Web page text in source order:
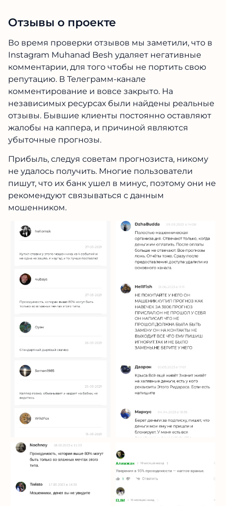
Отзывы о проекте
Во время проверки отзывов мы заметили, что в
Instagram Muhanad Besh удаляет негативные
комментарии, для того чтобы не портить свою
репутацию. В Телеграмм-канале
комментирование и вовсе закрыто. На
независимых ресурсах были найдены реальные
отзывы. Бывшие клиенты постоянно оставляют
жалобы на каппера, и причиной являются
убыточные прогнозы.
Прибыль, следуя советам прогнозиста, никому
не удалось получить. Многие пользователи
пишут, что их банк ушел в минус, поэтому они не
рекомендуют связываться с данным
мошенником.